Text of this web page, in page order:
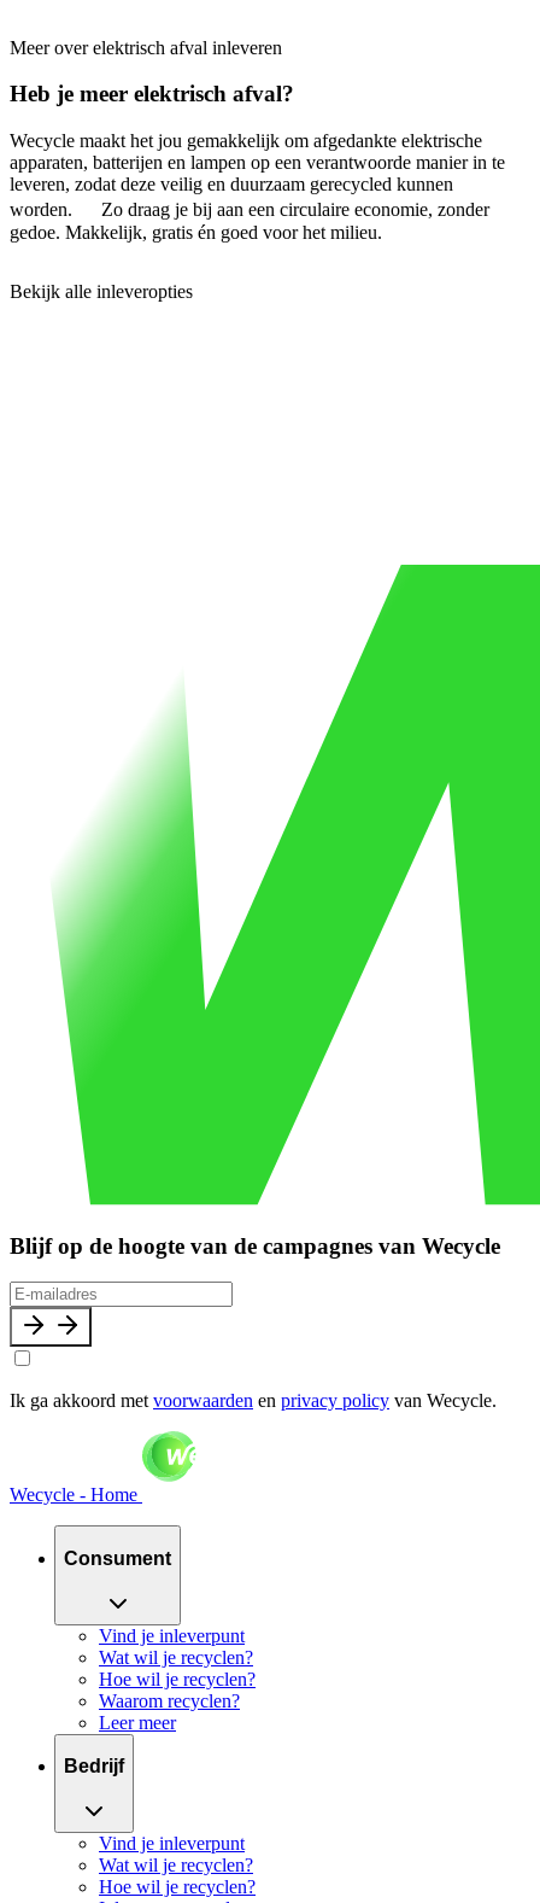
Meer over elektrisch afval inleveren
Heb je meer elektrisch afval?
Wecycle maakt het jou gemakkelijk om afgedankte elektrische
apparaten, batterijen en lampen op een verantwoorde manier in te
leveren, zodat deze veilig en duurzaam gerecycled kunnen
worden. Zo draag je bij aan een circulaire economie, zonder
gedoe. Makkelijk, gratis én goed voor het milieu.
Bekijk alle inleveropties
Blijf op de hoogte van de campagnes van Wecycle
Ik ga akkoord met voorwaarden en privacy policy van Wecycle.
Wecycle - Home
Consument
Vind je inleverpunt
Wat wil je recyclen?
Hoe wil je recyclen?
Waarom recyclen?
Leer meer
Bedrijf
Vind je inleverpunt
Wat wil je recyclen?
Hoe wil je recyclen?